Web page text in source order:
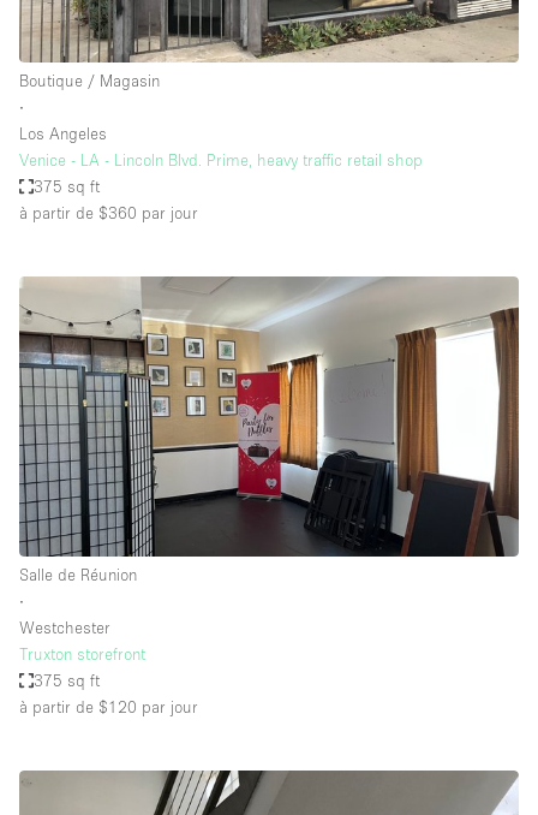
Boutique / Magasin
∙
Los Angeles
Venice - LA - Lincoln Blvd. Prime, heavy traffic retail shop
375 sq ft
à partir de $360 par jour
Salle de Réunion
∙
Westchester
Truxton storefront
375 sq ft
à partir de $120 par jour